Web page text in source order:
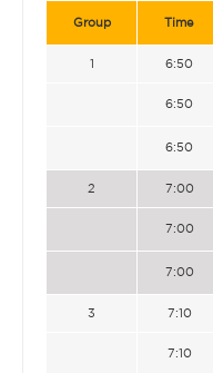
Group Time
1 6:50
6:50
6:50
2 7:00
7:00
7:00
3 7:10
7:10